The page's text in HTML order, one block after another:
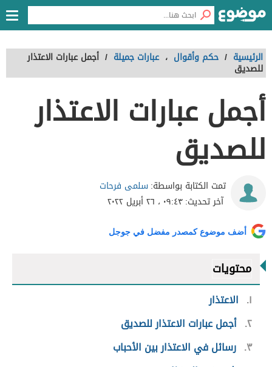
الرئيسية / حكم وأقوال ، عبارات جميلة / أجمل عبارات الاعتذار
للصديق
أجمل عبارات الاعتذار
للصديق
تمت الكتابة بواسطة:سلمى فرحات
آخر تحديث:٠٩:٤٣ ، ٢٦ أبريل ٢٠٢٢
أضف موضوع كمصدر مفضل في جوجل
محتويات
١
الاعتذار
٢ أجمل عبارات الاعتذار للصديق
٣ رسائل في الاعتذار بين الأحباب